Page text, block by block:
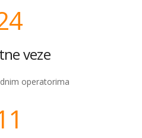
veze
operatorima